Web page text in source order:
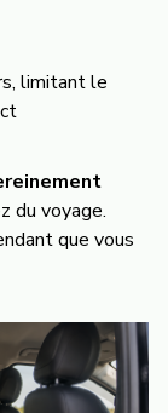
limitant le
du voyage.
que vous